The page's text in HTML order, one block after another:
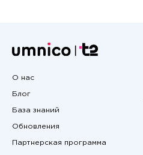
О нас
Блог
База знаний
Обновления
Партнерская программа